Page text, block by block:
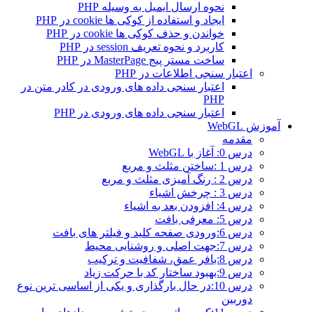
نحوه ارسال ایمیل به وسیله PHP
ایجاد و استفاده از کوکی ها cookie در PHP
خواندن و حذف کوکی ها cookie در PHP
کاربرد و نحوه تعریف session در PHP
ساخت مستر پیج MasterPage در PHP
اعتبار سنجی اطلاعات در PHP
اعتبار سنجی داده های ورودی در کادر متن در
PHP
اعتبار سنجی داده های ورودی در PHP
آموزش WebGL
مقدمه
درس 0: آغاز با WebGL
درس 1 :ساختن مثلث و مربع
درس 2 : رنگ آمیزی مثلث و مربع
درس 3 : چرخش اشیاء
درس 4: افزودن بعد به اشیاء
درس 5: معرفی بافت
درس 6:ورودی صفحه کلید و فیلتر های بافت
درس 7:جهت اصلی و روشنایی محیط
درس 8:بافر عمق، شفافیت و ترکیب
درس 9:بهبود ساختار کد با حرکت زیاد
درس 10:در حال بارگذاری و یکی از اساسی ترین نوع
دوربین